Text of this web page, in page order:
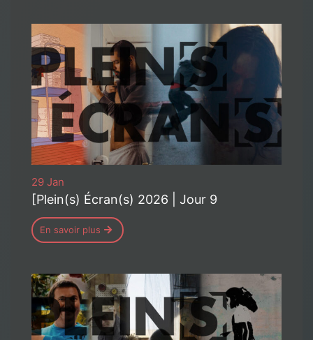
29 Jan
[Plein(s) Écran(s) 2026 | Jour 9
En savoir plus